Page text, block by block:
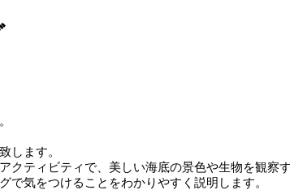
します。
クティビティで、美しい海底の景色や生物を観
で気をつけることをわかりやすく説明します。